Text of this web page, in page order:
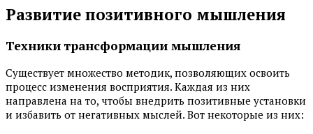
Развитие позитивного мышления
Техники трансформации мышления
Существует множество методик, позволяющих освоить
процесс изменения восприятия. Каждая из них
направлена на то, чтобы внедрить позитивные установки
и избавить от негативных мыслей. Вот некоторые из них: